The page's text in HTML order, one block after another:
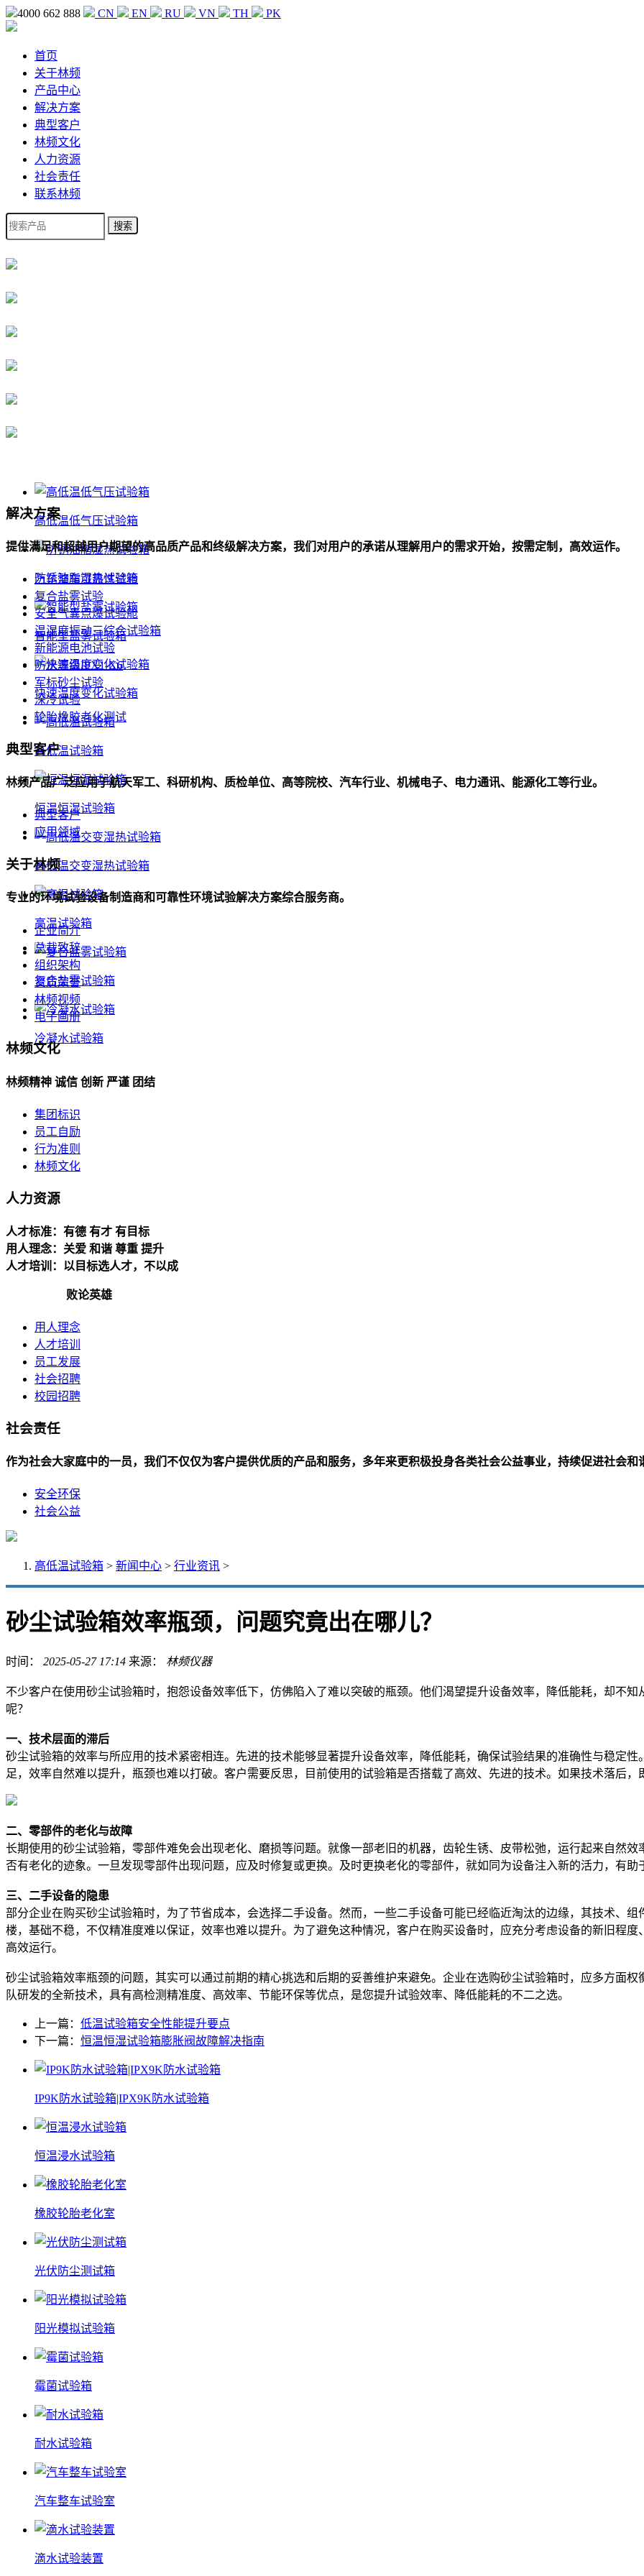
4000 662 888 CN EN RU VN TH PK
首页
关于林频
产品中心
解决方案
典型客户
林频文化
人力资源
社会责任
联系林频
高低温低气压试验箱
防锈油脂湿热试验箱
智能型盐雾试验箱
快速温度变化试验箱
高低温试验箱
恒温恒湿试验箱
高低温交变湿热试验箱
高温试验箱
复合盐雾试验箱
冷凝水试验箱
解决方案
提供满足和超越用户期望的高品质产品和终级解决方案，我们对用户的承诺从理解用户的需求开始，按需定制，高效运作。
汽车整车可靠性试验
复合盐雾试验
安全气囊点爆试验舱
温湿度振动三综合试验箱
新能源电池试验
防水等级IPX1-X6
军标砂尘试验
深冷试验
轮胎橡胶老化测试
典型客户
林频产品广泛应用于航天军工、科研机构、质检单位、高等院校、汽车行业、机械电子、电力通讯、能源化工等行业。
典型客户
应用领域
关于林频
专业的环境试验设备制造商和可靠性环境试验解决方案综合服务商。
企业简介
总裁致辞
组织架构
资质荣誉
林频视频
电子画册
林频文化
林频精神 诚信 创新 严谨 团结
集团标识
员工自励
行为准则
林频文化
人力资源
人才标准：有德 有才 有目标
用人理念：关爱 和谐 尊重 提升
人才培训：以目标选人才，不以成
败论英雄
用人理念
人才培训
员工发展
社会招聘
校园招聘
社会责任
作为社会大家庭中的一员，我们不仅仅为客户提供优质的产品和服务，多年来更积极投身各类社会公益事业，持续促进社会和
安全环保
社会公益
高低温试验箱 > 新闻中心 > 行业资讯 >
砂尘试验箱效率瓶颈，问题究竟出在哪儿？
时间： 2025-05-27 17:14 来源： 林频仪器
不少客户在使用砂尘试验箱时，抱怨设备效率低下，仿佛陷入了难以突破的瓶颈。他们渴望提升设备效率，降低能耗，却不
呢？
一、技术层面的滞后
砂尘试验箱的效率与所应用的技术紧密相连。先进的技术能够显著提升设备效率，降低能耗，确保试验结果的准确性与稳定
足，效率自然难以提升，瓶颈也难以打破。客户需要反思，目前使用的试验箱是否搭载了高效、先进的技术。如果技术落后
二、零部件的老化与故障
长期使用的砂尘试验箱，零部件难免会出现老化、磨损等问题。就像一部老旧的机器，齿轮生锈、皮带松弛，运行起来自然
否有老化的迹象。一旦发现零部件出现问题，应及时修复或更换。及时更换老化的零部件，就如同为设备注入新的活力，有
三、二手设备的隐患
部分企业在购买砂尘试验箱时，为了节省成本，会选择二手设备。然而，一些二手设备可能已经临近淘汰的边缘，其技术、
楼，基础不稳，不仅精准度难以保证，效率也难以提升。为了避免这种情况，客户在购买设备时，应充分考虑设备的新旧程
高效运行。
砂尘试验箱效率瓶颈的问题，其实可以通过前期的精心挑选和后期的妥善维护来避免。企业在选购砂尘试验箱时，应多方面
队研发的全新技术，具有高检测精准度、高效率、节能环保等优点，是您提升试验效率、降低能耗的不二之选。
上一篇： 低温试验箱安全性能提升要点
下一篇： 恒温恒湿试验箱膨胀阀故障解决指南
IP9K防水试验箱|IPX9K防水试验箱
恒温浸水试验箱
橡胶轮胎老化室
光伏防尘测试箱
阳光模拟试验箱
霉菌试验箱
耐水试验箱
汽车整车试验室
滴水试验装置